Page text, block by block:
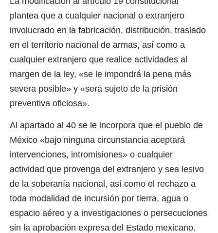
plantea que a cualquier nacional o extranjero
involucrado en la fabricación, distribución, traslado
en el territorio nacional de armas, así como a
cualquier extranjero que realice actividades al
margen de la ley, «se le impondrá la pena más
severa posible» y «será sujeto de la prisión
preventiva oficiosa».
Al apartado al 40 se le incorpora que el pueblo de
México «bajo ninguna circunstancia aceptará
intervenciones, intromisiones» o cualquier
actividad que provenga del extranjero y sea lesivo
de la soberanía nacional, así como el rechazo a
toda modalidad de incursión por tierra, agua o
espacio aéreo y a investigaciones o persecuciones
sin la aprobación expresa del Estado mexicano.